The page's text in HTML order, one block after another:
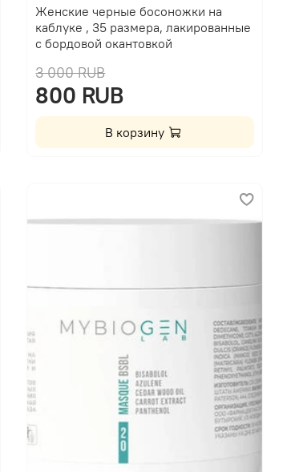
Женские черные босоножки на
каблуке , 35 размера, лакированные
с бордовой окантовкой
3 000 RUB
800 RUB
В корзину